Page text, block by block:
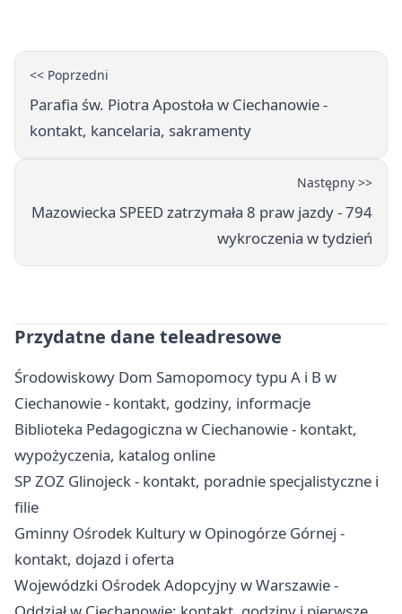
<< Poprzedni
Parafia św. Piotra Apostoła w Ciechanowie -
kontakt, kancelaria, sakramenty
Następny >>
Mazowiecka SPEED zatrzymała 8 praw jazdy - 794
wykroczenia w tydzień
Przydatne dane teleadresowe
Środowiskowy Dom Samopomocy typu A i B w
Ciechanowie - kontakt, godziny, informacje
Biblioteka Pedagogiczna w Ciechanowie - kontakt,
wypożyczenia, katalog online
SP ZOZ Glinojeck - kontakt, poradnie specjalistyczne i
filie
Gminny Ośrodek Kultury w Opinogórze Górnej -
kontakt, dojazd i oferta
Wojewódzki Ośrodek Adopcyjny w Warszawie -